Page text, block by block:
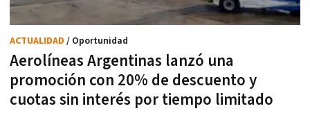
Aerolíneas Argentinas lanzó una
promoción con 20% de descuento y
cuotas sin interés por tiempo limitado
ACTUALIDAD / Oportunidad